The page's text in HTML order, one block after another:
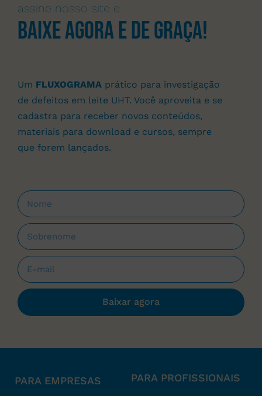
assine nosso site e
Baixe agora e de graça!
Um FLUXOGRAMA prático para investigação
de defeitos em leite UHT. Você aproveita e se
cadastra para receber novos conteúdos,
materiais para download e cursos, sempre
que forem lançados.
Baixar agora
PARA EMPRESAS PARA PROFISSIONAIS